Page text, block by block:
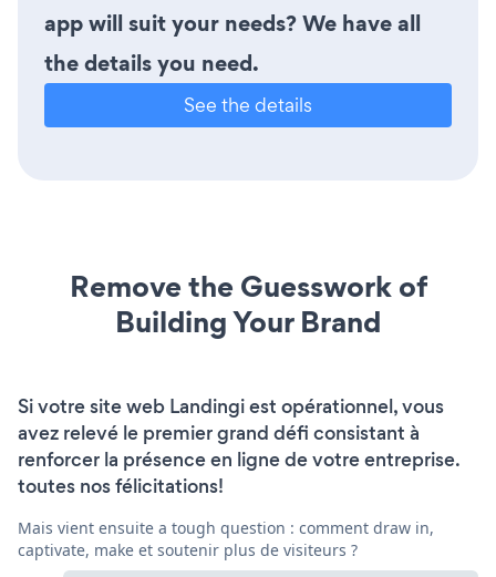
app will suit your needs? We have all
the details you need.
See the details
Remove the Guesswork of
Building Your Brand
Si votre site web Landingi est opérationnel, vous
avez relevé le premier grand défi consistant à
renforcer la présence en ligne de votre entreprise.
toutes nos félicitations!
Mais vient ensuite a tough question : comment draw in,
captivate, make et soutenir plus de visiteurs ?